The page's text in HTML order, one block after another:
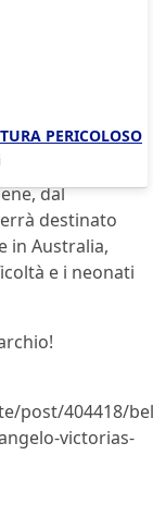
campagna
che si ispira
grandi icone
Hepburn e
dal
destinato
in Australia,
e i neonati
post/404418/
victorias-
PERICOLOSO